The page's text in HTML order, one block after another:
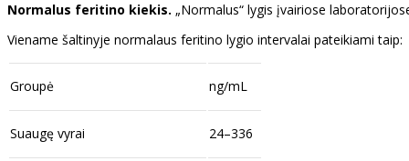
Normalus feritino kiekis. „Normalus“ lygis įvairiose
Viename šaltinyje normalaus feritino lygio intervalai pateikiami taip:
Groupė ng/mL
Suaugę vyrai 24–336